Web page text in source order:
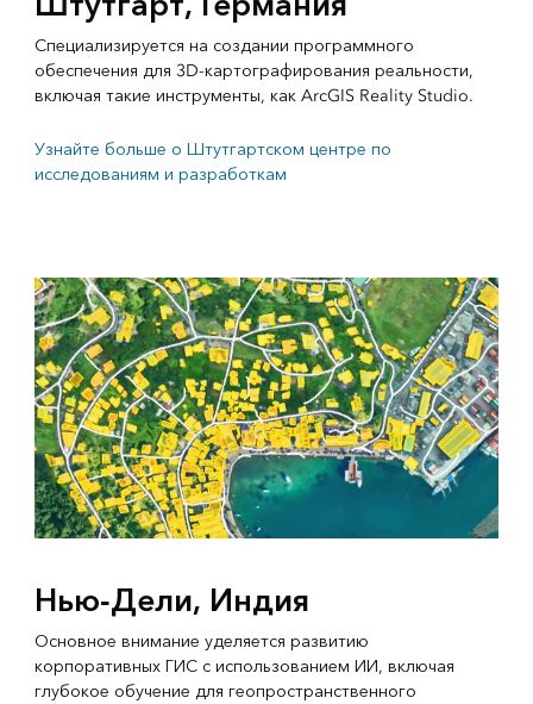
Специализируется на создании программного
обеспечения для 3D-картографирования реальности,
включая такие инструменты, как ArcGIS Reality Studio.
Узнайте больше о Штутгартском центре по
исследованиям и разработкам
Нью-Дели, Индия
Основное внимание уделяется развитию
корпоративных ГИС с использованием ИИ, включая
глубокое обучение для геопространственного